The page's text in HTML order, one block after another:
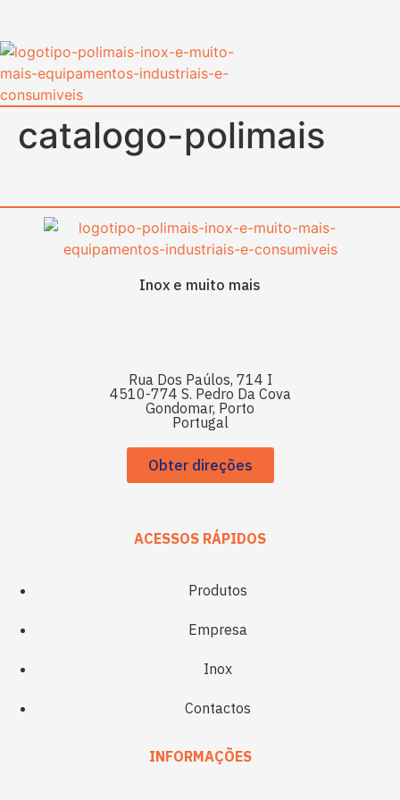
catalogo-polimais
Inox e muito mais
Rua Dos Paúlos, 714 I
4510-774 S. Pedro Da Cova
Gondomar, Porto
Portugal
Obter direções
ACESSOS RÁPIDOS
Produtos
Empresa
Inox
Contactos
INFORMAÇÕES